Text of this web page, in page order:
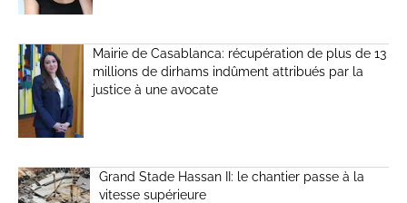
Mairie de Casablanca: récupération de plus de 13
millions de dirhams indûment attribués par la
justice à une avocate
Grand Stade Hassan II: le chantier passe à la
vitesse supérieure